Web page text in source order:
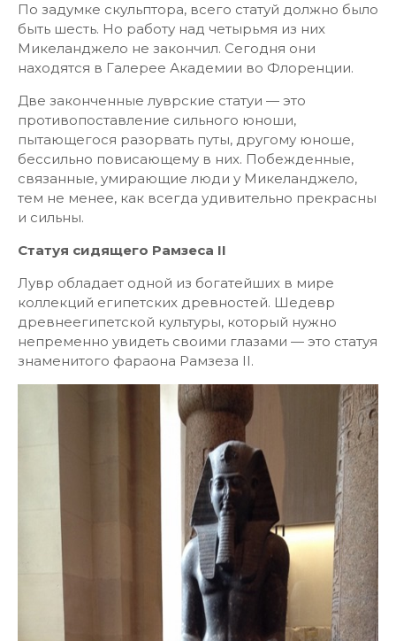
По задумке скульптора, всего статуй должно было
быть шесть. Но работу над четырьмя из них
Микеланджело не закончил. Сегодня они
находятся в Галерее Академии во Флоренции.
Две законченные луврские статуи — это
противопоставление сильного юноши,
пытающегося разорвать путы, другому юноше,
бессильно повисающему в них. Побежденные,
связанные, умирающие люди у Микеланджело,
тем не менее, как всегда удивительно прекрасны
и сильны.
Статуя сидящего Рамзеса II
Лувр обладает одной из богатейших в мире
коллекций египетских древностей. Шедевр
древнеегипетской культуры, который нужно
непременно увидеть своими глазами — это статуя
знаменитого фараона Рамзеза II.